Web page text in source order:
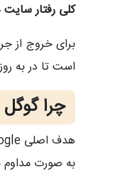
کلی رفتار
برای خروج از
است تا در به‌
چرا
هدف اصلی
به‌ صورت مداوم